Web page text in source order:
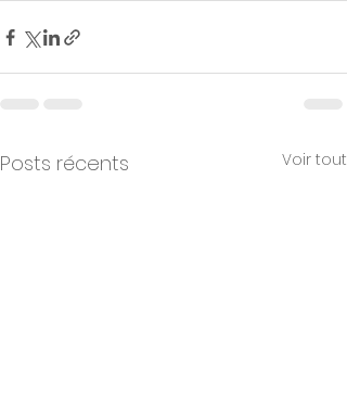
Posts récents Voir tout